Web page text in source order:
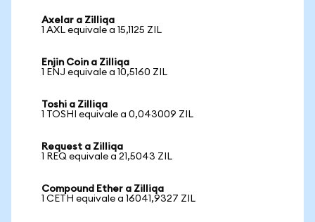
Axelar a Zilliqa
1 AXL equivale a 15,1125 ZIL
Enjin Coin a Zilliqa
1 ENJ equivale a 10,5160 ZIL
Toshi a Zilliqa
1 TOSHI equivale a 0,043009 ZIL
Request a Zilliqa
1 REQ equivale a 21,5043 ZIL
Compound Ether a Zilliqa
1 CETH equivale a 16041,9327 ZIL